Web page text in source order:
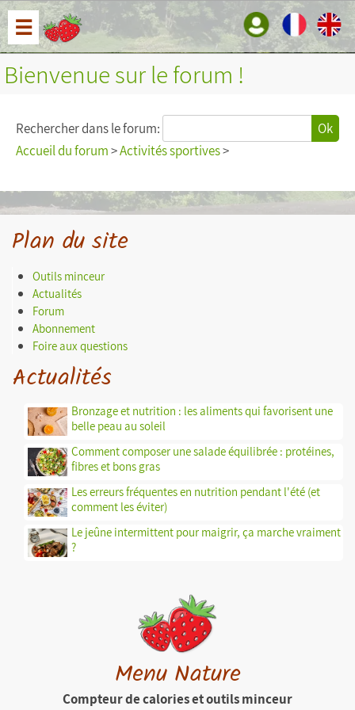
☰
Bienvenue sur le forum !
Rechercher dans le forum:
Ok
Accueil du forum>Activités sportives>
Plan du site
Outils minceur
Actualités
Forum
Abonnement
Foire aux questions
Actualités
Bronzage et nutrition : les aliments qui favorisent une
belle peau au soleil
Comment composer une salade équilibrée : protéines,
fibres et bons gras
Les erreurs fréquentes en nutrition pendant l'été (et
comment les éviter)
Le jeûne intermittent pour maigrir, ça marche vraiment
?
Menu Nature
Compteur de calories et outils minceur